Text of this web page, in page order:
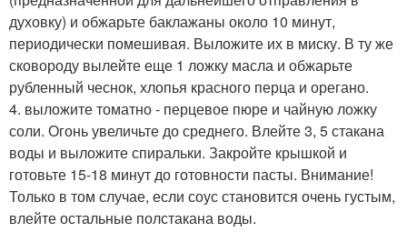
духовку) и обжарьте баклажаны около 10 минут,
периодически помешивая. Выложите их в миску. В ту же
сковороду вылейте еще 1 ложку масла и обжарьте
рубленный чеснок, хлопья красного перца и орегано.
4. выложите томатно - перцевое пюре и чайную ложку
соли. Огонь увеличьте до среднего. Влейте 3, 5 стакана
воды и выложите спиральки. Закройте крышкой и
готовьте 15-18 минут до готовности пасты. Внимание!
Только в том случае, если соус становится очень густым,
влейте остальные полстакана воды.